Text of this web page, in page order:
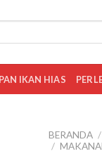
IKAN HIAS
BERANDA /
/